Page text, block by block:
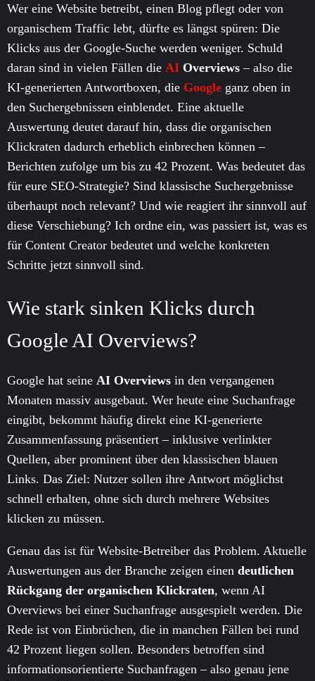
Wer eine Website betreibt, einen Blog pflegt oder von
organischem Traffic lebt, dürfte es längst spüren: Die
Klicks aus der Google-Suche werden weniger. Schuld
daran sind in vielen Fällen die AI Overviews – also die
KI-generierten Antwortboxen, die Google ganz oben in
den Suchergebnissen einblendet. Eine aktuelle
Auswertung deutet darauf hin, dass die organischen
Klickraten dadurch erheblich einbrechen können –
Berichten zufolge um bis zu 42 Prozent. Was bedeutet das
für eure SEO-Strategie? Sind klassische Suchergebnisse
überhaupt noch relevant? Und wie reagiert ihr sinnvoll auf
diese Verschiebung? Ich ordne ein, was passiert ist, was es
für Content Creator bedeutet und welche konkreten
Schritte jetzt sinnvoll sind.
Wie stark sinken Klicks durch
Google AI Overviews?
Google hat seine AI Overviews in den vergangenen
Monaten massiv ausgebaut. Wer heute eine Suchanfrage
eingibt, bekommt häufig direkt eine KI-generierte
Zusammenfassung präsentiert – inklusive verlinkter
Quellen, aber prominent über den klassischen blauen
Links. Das Ziel: Nutzer sollen ihre Antwort möglichst
schnell erhalten, ohne sich durch mehrere Websites
klicken zu müssen.
Genau das ist für Website-Betreiber das Problem. Aktuelle
Auswertungen aus der Branche zeigen einen deutlichen
Rückgang der organischen Klickraten, wenn AI
Overviews bei einer Suchanfrage ausgespielt werden. Die
Rede ist von Einbrüchen, die in manchen Fällen bei rund
42 Prozent liegen sollen. Besonders betroffen sind
informationsorientierte Suchanfragen – also genau jene